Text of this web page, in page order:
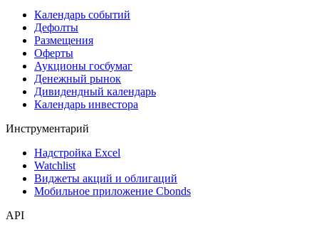
Календарь событий
Дефолты
Размещения
Оферты
Аукционы госбумаг
Денежный рынок
Дивидендный календарь
Календарь инвестора
Инструментарий
Надстройка Excel
Watchlist
Виджеты акций и облигаций
Мобильное приложение Cbonds
API